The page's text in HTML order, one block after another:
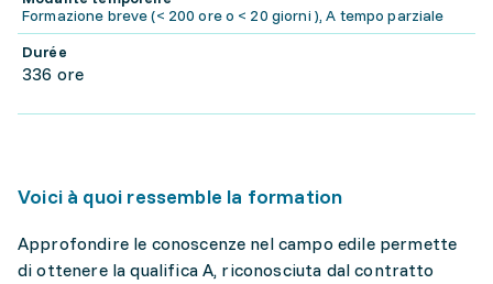
Formazione breve (< 200 ore o < 20 giorni ), A tempo parziale
Durée
336 ore
Voici à quoi ressemble la formation
Approfondire le conoscenze nel campo edile permette
di ottenere la qualifica A, riconosciuta dal contratto